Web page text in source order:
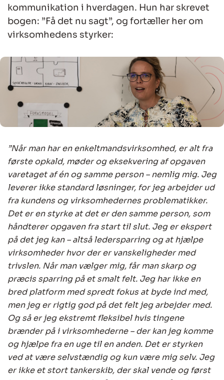
kommunikation i hverdagen. Hun har skrevet
bogen: ”Få det nu sagt”, og fortæller her om
virksomhedens styrker:
”Når man har en enkeltmandsvirksomhed, er alt fra
første opkald, møder og eksekvering af opgaven
varetaget af én og samme person – nemlig mig. Jeg
leverer ikke standard løsninger, for jeg arbejder ud
fra kundens og virksomhedernes problematikker.
Det er en styrke at det er den samme person, som
håndterer opgaven fra start til slut. Jeg er ekspert
på det jeg kan – altså ledersparring og at hjælpe
virksomheder hvor der er vanskeligheder med
trivslen. Når man vælger mig, får man skarp og
præcis sparring på et smalt felt. Jeg har ikke en
bred platform med spredt fokus at byde ind med,
men jeg er rigtig god på det felt jeg arbejder med.
Og så er jeg ekstremt fleksibel hvis tingene
brænder på i virksomhederne – der kan jeg komme
og hjælpe fra en uge til en anden. Det er styrken
ved at være selvstændig og kun være mig selv. Jeg
er ikke et stort tankerskib, der skal vende og først